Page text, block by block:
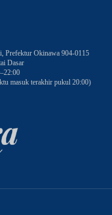
Prefektur Okinawa 904-0115
Dasar
masuk terakhir pukul 20:00)